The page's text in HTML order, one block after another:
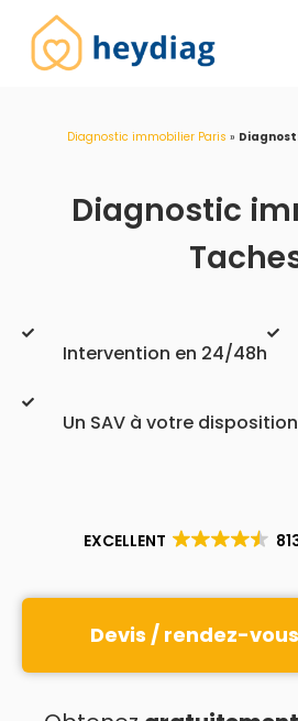
Diagnostic immobilier Paris »
Diagnostic
Intervention en 24/48h
Un SAV à votre
EXCELLENT
Devis / rendez-